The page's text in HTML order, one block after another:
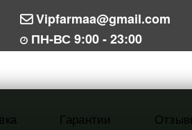
Vipfarmaa@gmail.com
ПН-ВС 9:00 - 23:00
Гарантии